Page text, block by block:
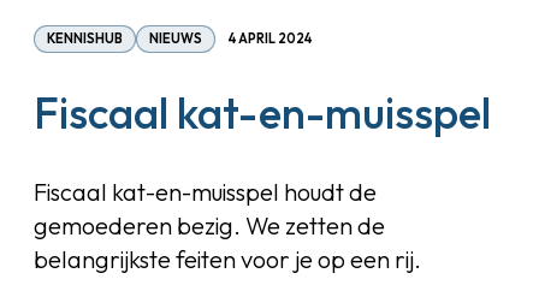
KENNISHUB NIEUWS 4 APRIL 2024
Fiscaal kat-en-muisspel
Fiscaal kat-en-muisspel houdt de
gemoederen bezig. We zetten de
belangrijkste feiten voor je op een rij.